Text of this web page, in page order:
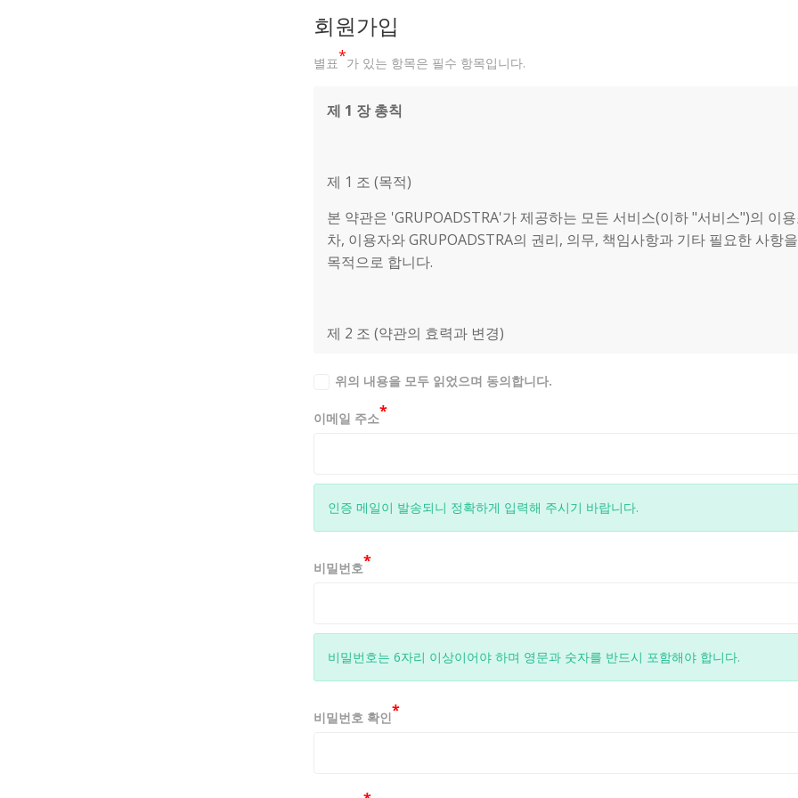
회원가입
별표*가 있는 항목은 필수 항목입니다.
제 1 장 총칙
제 1 조 (목적)
본 약관은 'GRUPOADSTRA'가 제공하는 모든 서비스(이하 "서비스")의 이
차, 이용자와 GRUPOADSTRA의 권리, 의무, 책임사항과 기타 필요한 사항
목적으로 합니다.
제 2 조 (약관의 효력과 변경)
조건으로 제공되는 것이며, 본 GRUPOADSTRA의 서비스 제공 행위 및 귀하
사용 행위에는 본 약관이 우선적으로 적용됩니다.
3. 이용자가 변경된 약관에 동의하지 않는 경우, 이용자는 본인의 회원 등록
탈퇴)할 수 있으며, 약관이 변경된 날로부터 7일 이후에도 거부의사를 표시
고 GRUPOADSTRA을 계속 이용하는 경우는 약관의 변경에 대해 동의한 것
4. 이 약관에 동의하는 것은 정기적으로 웹을 방문하여 약관의 변경사항을
에 동의함을 의미합니다. 변경된 약관에 대한 정보를 알지 못해 발생하는 이
는 당 GRUPOADSTRA이 책임을 지지 않습니다.
위의 내용을 모두 읽었으며 동의합니다.
이메일 주소*
인증 메일이 발송되니 정확하게 입력해 주시기 바랍니다.
비밀번호*
비밀번호는 6자리 이상이어야 하며 영문과 숫자를 반드시 포함해야 합니다.
비밀번호 확인*